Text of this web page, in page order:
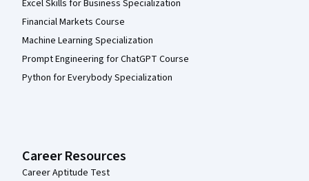
Excel Skills for Business Specialization
Financial Markets Course
Machine Learning Specialization
Prompt Engineering for ChatGPT Course
Python for Everybody Specialization
Career Resources
Career Aptitude Test